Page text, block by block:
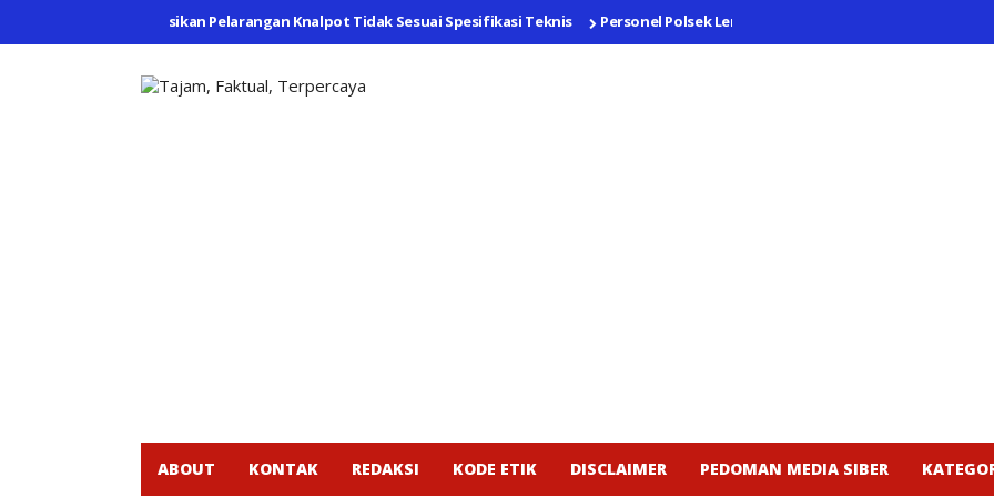
Sosialisasikan Pelarangan Knalpot Tidak Sesuai Spesifikasi Teknis Personel Polsek Lemahabang Sosialisasikan Layanan Call
ABOUT KONTAK REDAKSI KODE ETIK DISCLAIMER PEDOMAN MEDIA SIBER